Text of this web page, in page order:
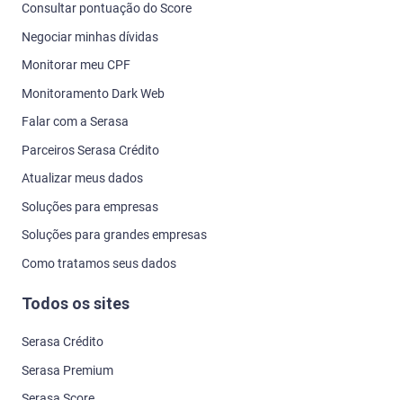
Consultar pontuação do Score
Negociar minhas dívidas
Monitorar meu CPF
Monitoramento Dark Web
Falar com a Serasa
Parceiros Serasa Crédito
Atualizar meus dados
Soluções para empresas
Soluções para grandes empresas
Como tratamos seus dados
Todos os sites
Serasa Crédito
Serasa Premium